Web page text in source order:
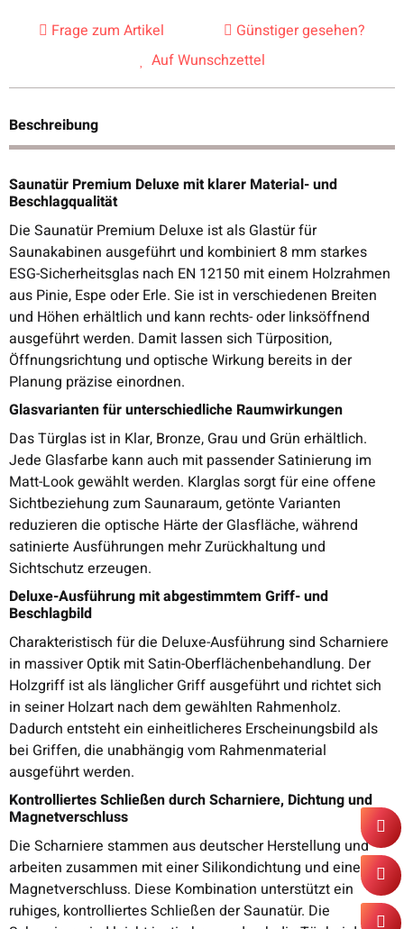
Frage zum Artikel
Günstiger gesehen?
Auf Wunschzettel
Beschreibung
Saunatür Premium Deluxe mit klarer Material- und
Beschlagqualität
Die Saunatür Premium Deluxe ist als Glastür für
Saunakabinen ausgeführt und kombiniert 8 mm starkes
ESG-Sicherheitsglas nach EN 12150 mit einem Holzrahmen
aus Pinie, Espe oder Erle. Sie ist in verschiedenen Breiten
und Höhen erhältlich und kann rechts- oder linksöffnend
ausgeführt werden. Damit lassen sich Türposition,
Öffnungsrichtung und optische Wirkung bereits in der
Planung präzise einordnen.
Glasvarianten für unterschiedliche Raumwirkungen
Das Türglas ist in Klar, Bronze, Grau und Grün erhältlich.
Jede Glasfarbe kann auch mit passender Satinierung im
Matt-Look gewählt werden. Klarglas sorgt für eine offene
Sichtbeziehung zum Saunaraum, getönte Varianten
reduzieren die optische Härte der Glasfläche, während
satinierte Ausführungen mehr Zurückhaltung und
Sichtschutz erzeugen.
Deluxe-Ausführung mit abgestimmtem Griff- und
Beschlagbild
Charakteristisch für die Deluxe-Ausführung sind Scharniere
in massiver Optik mit Satin-Oberflächenbehandlung. Der
Holzgriff ist als länglicher Griff ausgeführt und richtet sich
in seiner Holzart nach dem gewählten Rahmenholz.
Dadurch entsteht ein einheitlicheres Erscheinungsbild als
bei Griffen, die unabhängig vom Rahmenmaterial
ausgeführt werden.
Kontrolliertes Schließen durch Scharniere, Dichtung und
Magnetverschluss
Die Scharniere stammen aus deutscher Herstellung und
arbeiten zusammen mit einer Silikondichtung und einem
Magnetverschluss. Diese Kombination unterstützt ein
ruhiges, kontrolliertes Schließen der Saunatür. Die